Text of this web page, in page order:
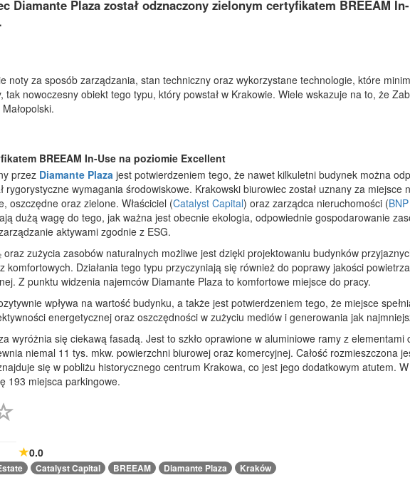
Diamante Plaza został odznaczony zielonym certyfikatem BREEAM
noty za sposób zarządzania, stan techniczny oraz wykorzystane technologie, które
tak nowoczesny obiekt tego typu, który powstał w Krakowie. Wiele wskazuje na to, że
BREEAM In-Use na poziomie Excellent
przez Diamante Plaza jest potwierdzeniem tego, że nawet kilkuletni budynek można
rygorystyczne wymagania środowiskowe. Krakowski biurowiec został uznany za miejsce
oszczędne oraz zielone. Właściciel (Catalyst Capital) oraz zarządca nieruchomości (
dużą wagę do tego, jak ważna jest obecnie ekologia, odpowiednie gospodarowanie
aktywami zgodnie z ESG.
oraz zużycia zasobów naturalnych możliwe jest dzięki projektowaniu budynków
komfortowych. Działania tego typu przyczyniają się również do poprawy jakości
Z punktu widzenia najemców Diamante Plaza to komfortowe miejsce do pracy.
wpływa na wartość budynku, a także jest potwierdzeniem tego, że miejsce
energetycznej oraz oszczędności w zużyciu mediów i generowania jak
wyróżnia się ciekawą fasadą. Jest to szkło oprawione w aluminiowe ramy z elementami
niemal 11 tys. mkw. powierzchni biurowej oraz komercyjnej. Całość rozmieszczona
się w pobliżu historycznego centrum Krakowa, co jest jego dodatkowym atutem.
193 miejsca parkingowe.
0.0
Catalyst Capital BREEAM Diamante Plaza Kraków